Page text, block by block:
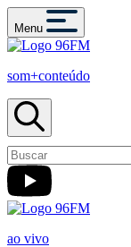
Menu
som+conteúdo
ao vivo